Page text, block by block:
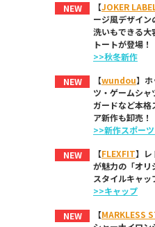
NEW 【JOKER
ージ風デザイ
洗いもできる大
トートが登場！
>>秋冬新作
NEW 【wundou】ホ
ツ・ゲームシャ
ガードなど本格
ア新作も卸売！
>>新作スポー
NEW 【FLEXFIT】レ
が魅力の「オリ
スタイルキャッ
>>キャップ
NEW 【MARKLESS